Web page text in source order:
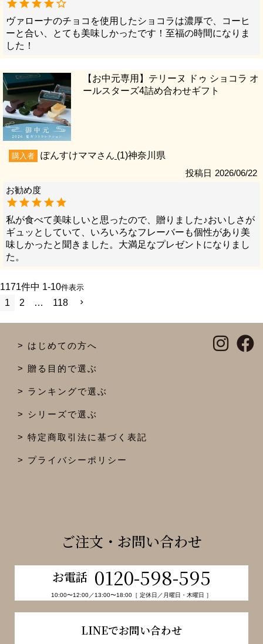
ヴァローナのチョコを使用したショコラは濃厚で、コーヒ
ーと合い、とても美味しかったです！至福の時間になりま
した！
【お中元専用】テリーヌ ドゥ ショコラ オ
ールスターズ4詰め合わせギフト
購入者 ぽんすけママ 1 神奈川県
投稿日 2026/06/22
私が食べて美味しいと思ったので、贈りました♪おいしさが
ギュッとしていて、いろいろなフレーバーも個性があり美
味しかったと聞きました。大満足なプレゼントになりまし
た。
1171件中 1-10件表示
1 2 … 118
はじめての方へ
贈る目的で選ぶ
ランキングで選ぶ
シリーズで選ぶ
特定商取引法に基づく表記
プライバシーポリシー
ご注文・お問い合わせ
お電話 0120-598-595
10:00〜12:00／13:00〜18:00［ 定休日／月曜日・木曜日 ］
LINEでお問い合わせ